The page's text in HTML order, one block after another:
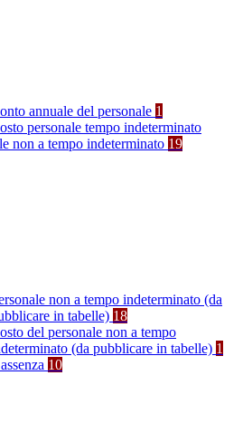
annuale del personale 1
personale tempo indeterminato
non a tempo indeterminato 19
non a tempo indeterminato (da
in tabelle) 18
del personale non a tempo
(da pubblicare in tabelle) 1
10